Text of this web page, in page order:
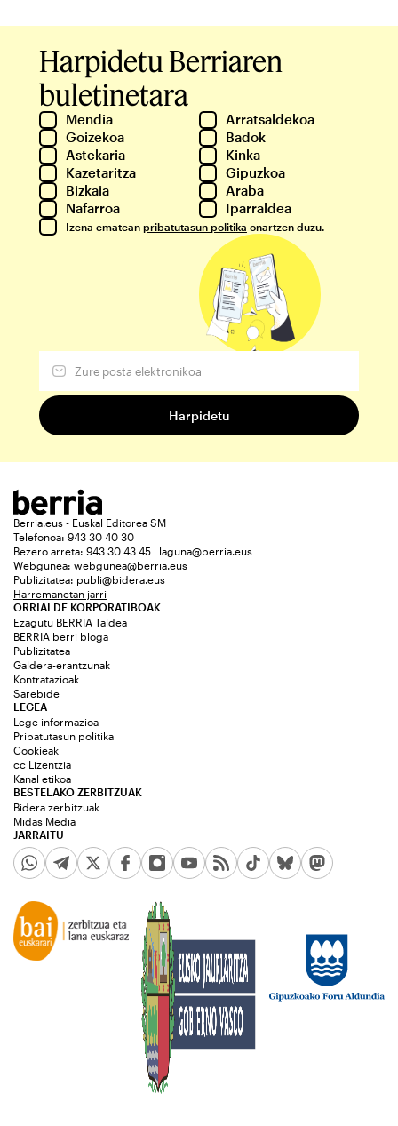
Harpidetu Berriaren
buletinetara
Mendia
Arratsaldekoa
Goizekoa
Badok
Astekaria
Kinka
Kazetaritza
Gipuzkoa
Bizkaia
Araba
Nafarroa
Iparraldea
Izena ematean pribatutasun politika onartzen duzu.
Berria.eus - Euskal Editorea SM
Telefonoa: 943 30 40 30
Bezero arreta: 943 30 43 45 | laguna@berria.eus
Webgunea: webgunea@berria.eus
Publizitatea: publi@bidera.eus
Harremanetan jarri
ORRIALDE KORPORATIBOAK
Ezagutu BERRIA Taldea
BERRIA berri bloga
Publizitatea
Galdera-erantzunak
Kontratazioak
Sarebide
JARRAITU
LEGEA
Lege informazioa
Pribatutasun politika
Cookieak
cc Lizentzia
Kanal etikoa
BESTELAKO ZERBITZUAK
Bidera zerbitzuak
Midas Media